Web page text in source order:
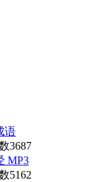
语
3687
MP3
5162